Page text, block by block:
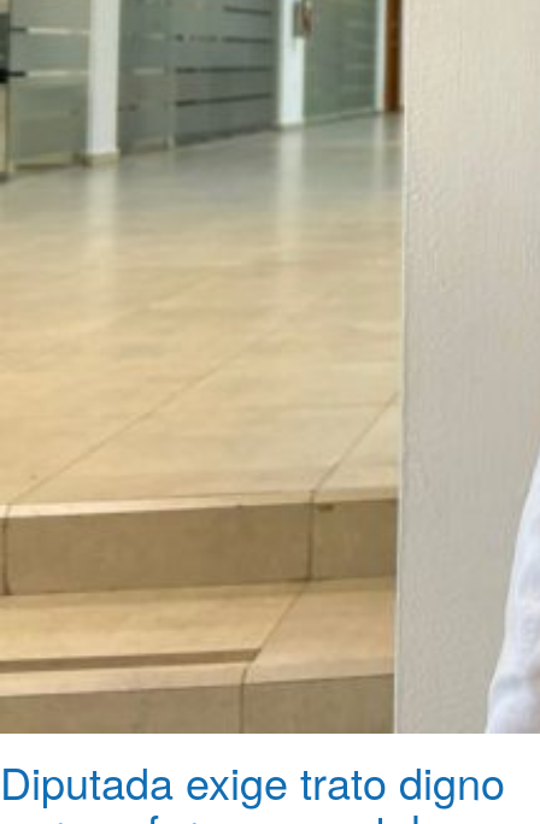
Diputada exige trato digno